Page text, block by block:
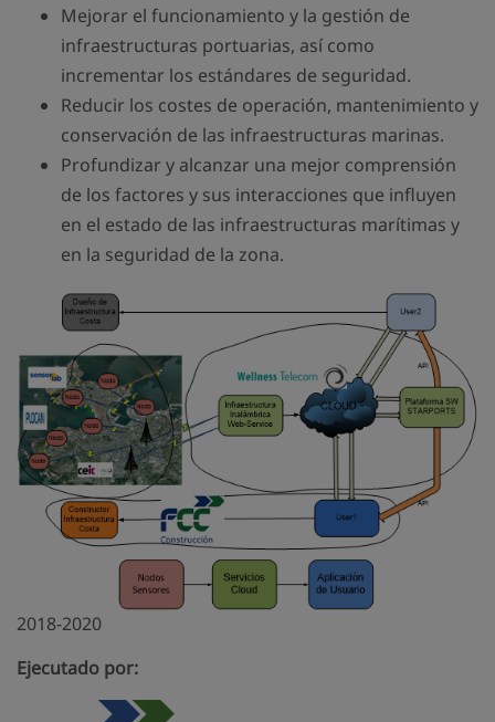
Mejorar el funcionamiento y la gestión de
infraestructuras portuarias, así como
incrementar los estándares de seguridad.
Reducir los costes de operación, mantenimiento y
conservación de las infraestructuras marinas.
Profundizar y alcanzar una mejor comprensión
de los factores y sus interacciones que influyen
en el estado de las infraestructuras marítimas y
en la seguridad de la zona.
2018-2020
Ejecutado por: